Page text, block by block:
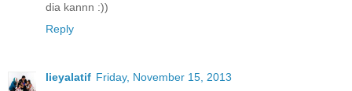
dia kannn :))
Reply
lieyalatif Friday, November 15, 2013